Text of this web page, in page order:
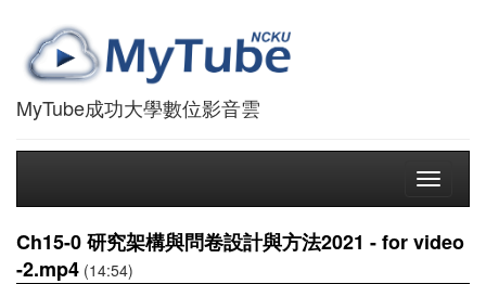
MyTube成功大學數位影音雲
Toggle
Ch15-0 研究架構與問卷設計與方法2021 - for video
-2.mp4 (14:54)